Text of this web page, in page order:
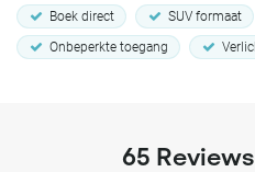
Forest National Châtaignes in
centraal parkeren!
Boek direct SUV formaat
Onbeperkte toegang
65 Reviews